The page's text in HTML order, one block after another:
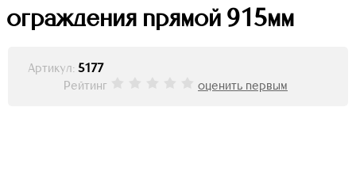
ограждения прямой 915мм
Артикул: 5177
Рейтинг
оценить первым